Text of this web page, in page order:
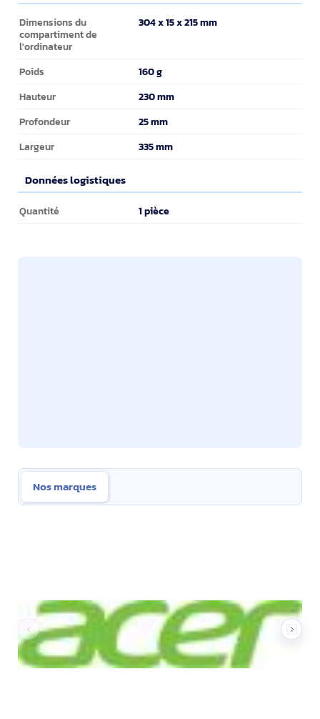
Poids et dimensions
Dimensions du
compartiment de
l'ordinateur
304 x 15 x 215 mm
Poids 160 g
Hauteur 230 mm
Profondeur 25 mm
Largeur 335 mm
Données logistiques
Données logistiques
Quantité 1 pièce
Nos marques